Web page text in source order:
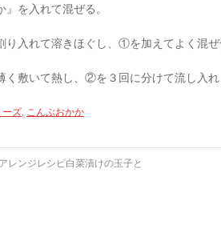
を入れて混ぜる。
入れて溶きほぐし、①を加えてよく混ぜ
敷いて熱し、②を３回に分けて流し入れ
ーズ, こんぶおかか
レンジレシピ白菜漬けの玉子と